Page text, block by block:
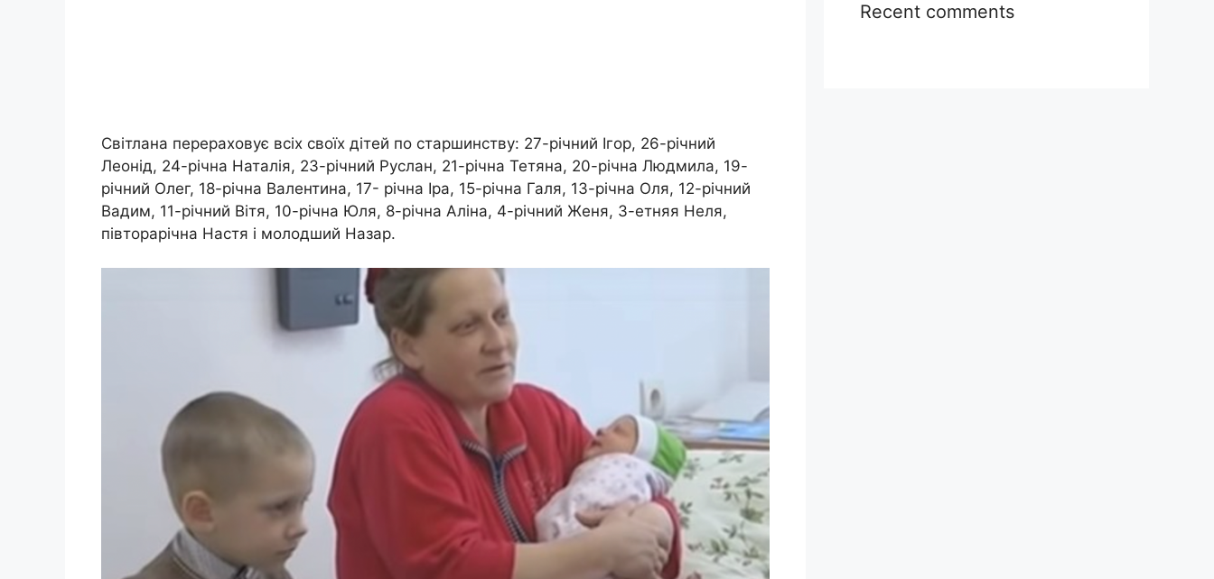
Світлана перераховує всіх своїх дітей по старшинству: 27-річний Ігор, 26-річний
Леонід, 24-річна Наталія, 23-річний Руслан, 21-річна Тетяна, 20-річна Людмила, 19-
річний Олег, 18-річна Валентина, 17- річна Іра, 15-річна Галя, 13-річна Оля, 12-річний
Вадим, 11-річний Вітя, 10-річна Юля, 8-річна Аліна, 4-річний Женя, 3-етняя Неля,
півторарічна Настя і молодший Назар.
Recent comments